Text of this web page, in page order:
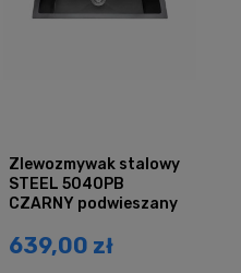
Zlewozmywak stalowy
STEEL 5040PB
CZARNY podwieszany
639,00 zł